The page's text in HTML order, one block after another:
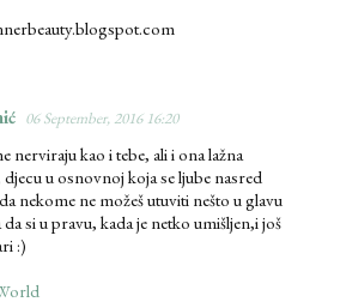
06 September, 2016 16:20
nerviraju kao i tebe, ali i ona lažna
u osnovnoj koja se ljube nasred
nekome ne možeš utuviti nešto u glavu
da si u pravu, kada je netko umišljen,i još
:)